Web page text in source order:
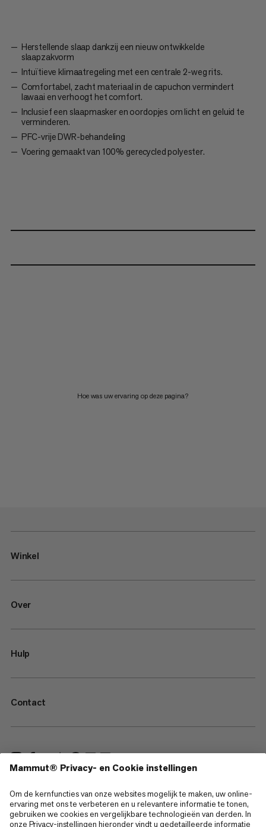
Herstellende slaap dankzij een nieuw ontwikkelde
slaapzakvorm
Intuïtieve klimaatregeling met een centrale 2-weg rits.
Comfortabel, zacht materiaal in de capuchon vermindert
lawaai en verhoogt het comfort.
Inclusief een slaapmasker en oordopjes om licht en geluid te
verminderen.
PFC-vrije DWR-behandeling
Voering gemaakt van 100% gerecycled polyester.
Hoe was uw ervaring op deze pagina?
Winkel
Over
Hulp
Contact
—